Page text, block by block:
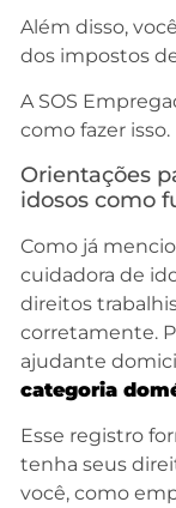
Além disso,
dos impostos
A SOS
como fazer isso.
Orientações
idosos como
Como já
cuidadora de
direitos
corretamente.
ajudante
categoria
Esse registro
tenha seus
você, como